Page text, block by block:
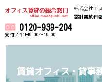
株式会社エ
累計契約件
0120-939-204
受付／平日9:00～19:00
賃貸オフィス・貸事